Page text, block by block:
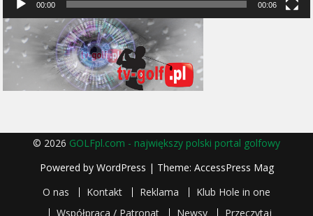
00:00 00:06
© 2026 GOLFpl.com - największy polski portal golfowy
Powered by WordPress | Theme: AccessPress Mag
O nas
Kontakt Reklama
Klub Hole in one
Współpraca / Patronat
Newsy Przeczytaj